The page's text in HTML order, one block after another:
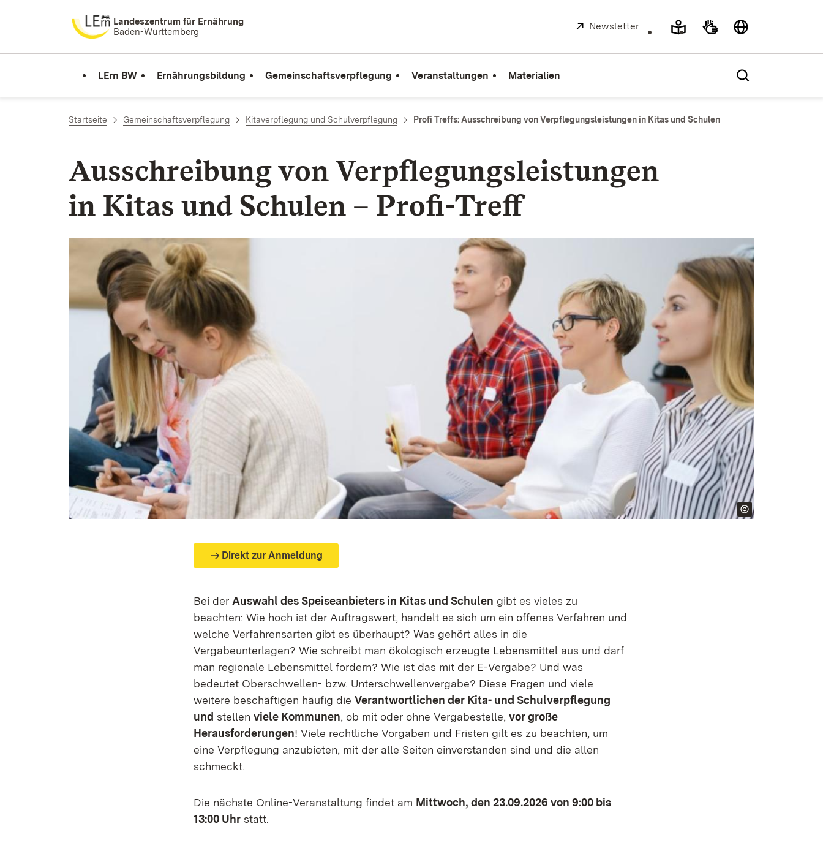
Zum Inhalt springenLandeszentrum für Ernährung
Baden-Württemberg
Extern:
Newsletter (Öffnet in neuem Fenster)
LErn BW Ernährungsbildung Gemeinschaftsverpflegung Veranstaltungen Materialien
Startseite Gemeinschaftsverpflegung Kitaverpflegung und Schulverpflegung Profi Treffs: Ausschreibung von Verpflegungsleistungen in Kitas und Schulen
Aus­schrei­bung von Ver­pfle­gungs­leis­tung­en
in Ki­tas und Schu­len – Profi-Treff
Direkt zur Anmeldung
Bei der Auswahl des Speiseanbieters in Kitas und Schulen gibt es vieles zu
beachten: Wie hoch ist der Auftragswert, handelt es sich um ein offenes Verfahren und
welche Verfahrensarten gibt es überhaupt? Was gehört alles in die
Vergabeunterlagen? Wie schreibt man ökologisch erzeugte Lebensmittel aus und darf
man regionale Lebensmittel fordern? Wie ist das mit der E-Vergabe? Und was
bedeutet Oberschwellen- bzw. Unterschwellenvergabe? Diese Fragen und viele
weitere beschäftigen häufig die Verantwortlichen der Kita- und Schulverpflegung
und stellen viele Kommunen, ob mit oder ohne Vergabestelle, vor große
Herausforderungen! Viele rechtliche Vorgaben und Fristen gilt es zu beachten, um
eine Verpflegung anzubieten, mit der alle Seiten einverstanden sind und die allen
schmeckt.
Die nächste Online-Veranstaltung findet am Mittwoch, den 23.09.2026 von 9:00 bis
13:00 Uhr statt.